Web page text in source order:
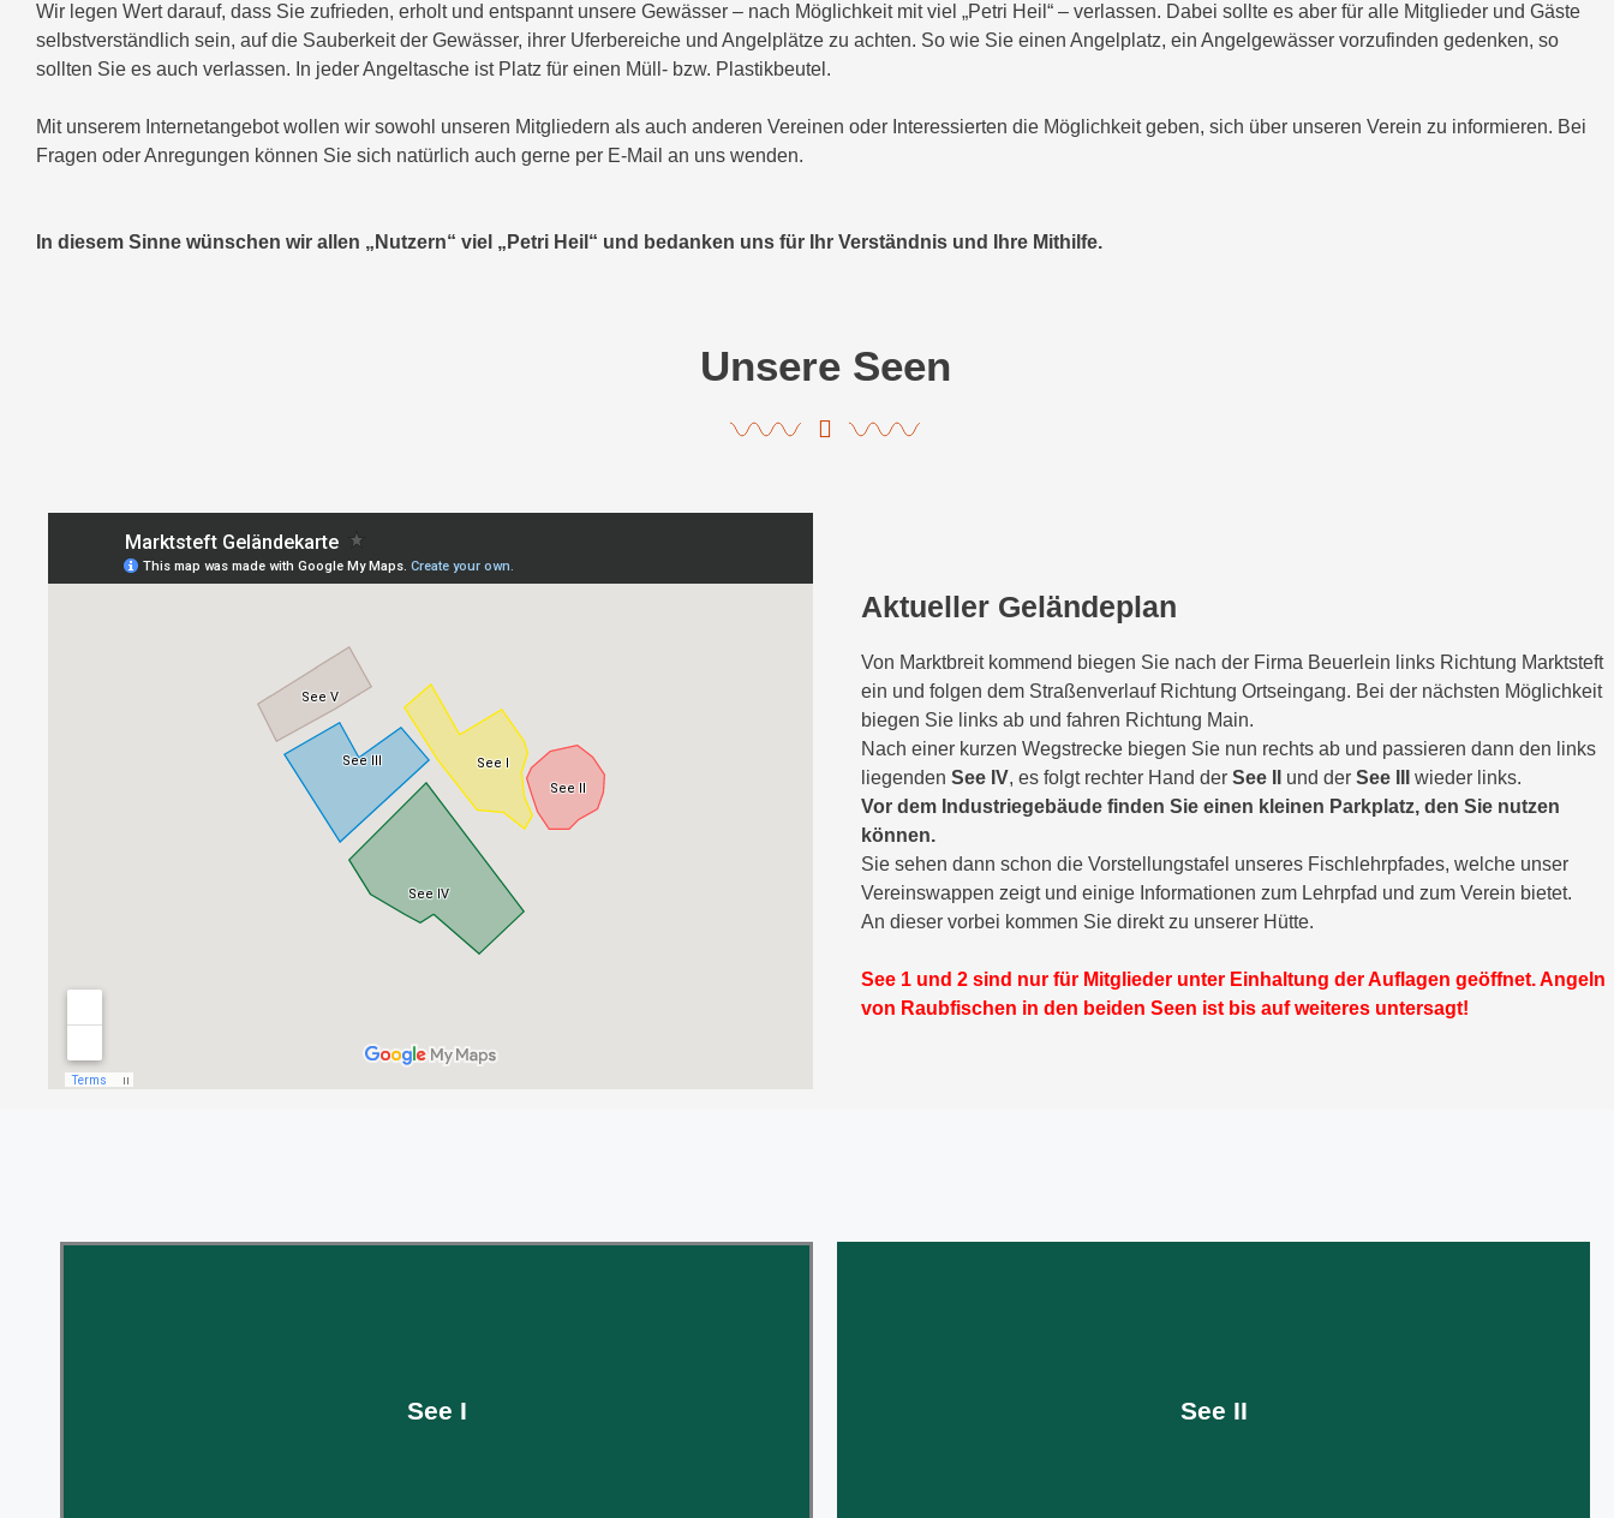
Wir legen Wert darauf, dass Sie zufrieden, erholt und entspannt unsere Gewässer – nach Möglichkeit mit viel „Petri Heil“ – verlassen. Dabei sollte es aber für alle Mitglieder und Gäste
selbstverständlich sein, auf die Sauberkeit der Gewässer, ihrer Uferbereiche und Angelplätze zu achten. So wie Sie einen Angelplatz, ein Angelgewässer vorzufinden gedenken, so
sollten Sie es auch verlassen. In jeder Angeltasche ist Platz für einen Müll- bzw. Plastikbeutel.
Mit unserem Internetangebot wollen wir sowohl unseren Mitgliedern als auch anderen Vereinen oder Interessierten die Möglichkeit geben, sich über unseren Verein zu informieren. Bei
Fragen oder Anregungen können Sie sich natürlich auch gerne per E-Mail an uns wenden.
In diesem Sinne wünschen wir allen „Nutzern“ viel „Petri Heil“ und bedanken uns für Ihr Verständnis und Ihre Mithilfe.
Unsere Seen
Aktueller Geländeplan
Von Marktbreit kommend biegen Sie nach der Firma Beuerlein links Richtung Marktsteft
ein und folgen dem Straßenverlauf Richtung Ortseingang. Bei der nächsten Möglichkeit
biegen Sie links ab und fahren Richtung Main.
Nach einer kurzen Wegstrecke biegen Sie nun rechts ab und passieren dann den links
liegenden See IV, es folgt rechter Hand der See II und der See III
wieder links.
Vor dem Industriegebäude finden Sie einen kleinen Parkplatz, den Sie nutzen
können.
Sie sehen dann schon die Vorstellungstafel unseres Fischlehrpfades, welche unser
Vereinswappen zeigt und einige Informationen zum Lehrpfad und zum Verein bietet.
An dieser vorbei kommen Sie direkt zu unserer Hütte.
See 1 und 2 sind nur für Mitglieder unter Einhaltung der Auflagen geöffnet. Angeln
von Raubfischen in den beiden Seen ist bis auf weiteres untersagt!
See I
Langzeituntersuchung des Fischgesundheitsdienstes Grub begleitet.
See II
ihn mündet, besonders im Winter und im Frühjahr mit Wasser gespeist.